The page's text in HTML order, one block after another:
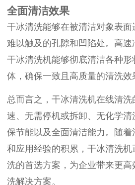
全面清洁效果
干冰清洗能够在被清洁对象表
难以触及的孔隙和凹陷处。高
干冰清洗机能够彻底清洁各种形
体，确保一致且高质量的清洗效
总而言之，干冰清洗机在线清
速、无需停机或拆卸、无化学
保节能以及全面清洁能力。随
和应用经验的积累，干冰清洗
洗的首选方案，为企业带来更
洗解决方案。